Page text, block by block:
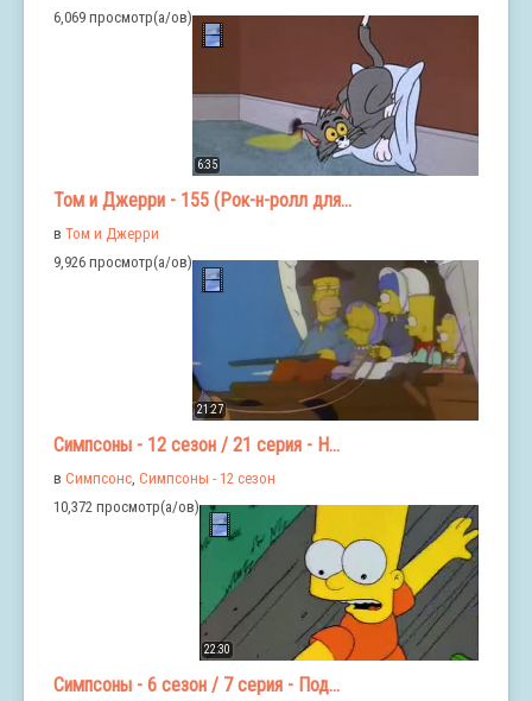
6,069 просмотр(а/ов)
6:35
Том и Джерри - 155 (Рок-н-ролл для...
в Том и Джерри
9,926 просмотр(а/ов)
21:27
Симпсоны - 12 сезон / 21 серия - Н...
в Симпсонс Симпсоны - 12 сезон
10,372 просмотр(а/ов)
22:30
Симпсоны - 6 сезон / 7 серия - Под...